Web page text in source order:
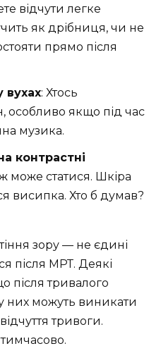
відчути легке
як дрібниця, чи не
прямо після
вухах: Хтось
особливо якщо під час
музика.
контрастні
може статися. Шкіра
висипка. Хто б думав?
зору — не єдині
після МРТ. Деякі
після тривалого
них можуть виникати
тривоги.